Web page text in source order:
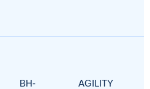
BH-
AGILITY